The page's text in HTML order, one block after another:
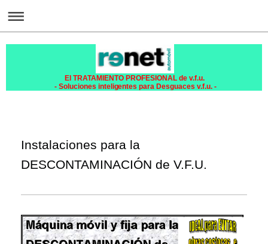
El TRATAMIENTO PROFESIONAL de v.f.u.
- Soluciones inteligentes para Desguaces v.f.u. -
Instalaciones para la
DESCONTAMINACIÓN de V.F.U.